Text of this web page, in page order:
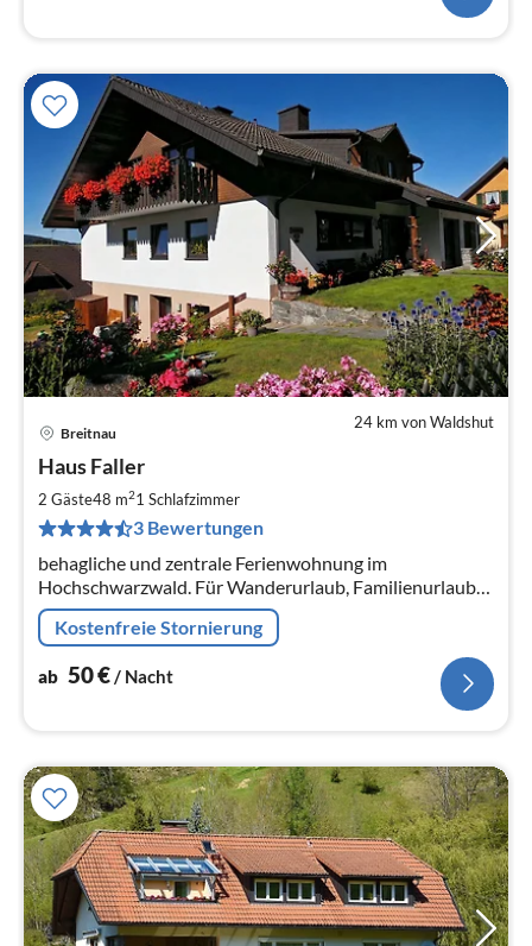
24 km von Waldshut
Breitnau
Haus Faller
2 Gäste48 m21 Schlafzimmer
3 Bewertungen
behagliche und zentrale Ferienwohnung im
Hochschwarzwald. Für Wanderurlaub, Familienurlaub
oder Skiurlaub im Herzen des Schwarzwaldes. W-LAN
kostenlos.
Kostenfreie Stornierung
ab 50€/ Nacht